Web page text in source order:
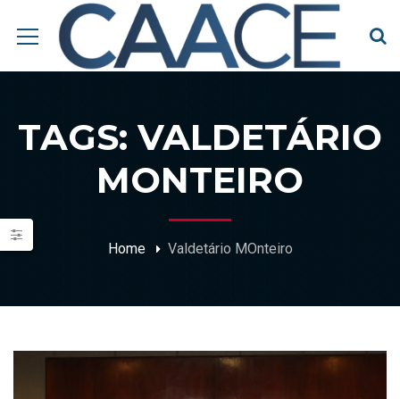
TAGS: VALDETÁRIO
MONTEIRO
Home Valdetário MOnteiro